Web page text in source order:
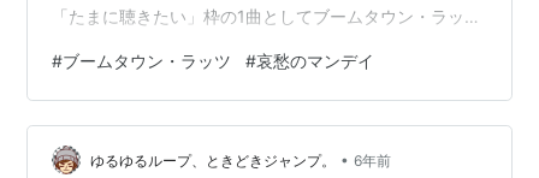
「たまに聴きたい」枠の1曲としてブームタウン・ラッツ
「ブームタウン・ラッツのことを書きたい欲」がムクム
クと頭をもたげてしまった。 ブームタウン・ラッツとい
えば「哀愁のマンデイ」だ。それは確かなことなのだ
が、他にもいい作品がたくさんあるんだぞ、というのが
#ブームタウン・ラッツ #哀愁のマンデイ
ゆるゆるループ、ときどきジャンプ。 • 6年前